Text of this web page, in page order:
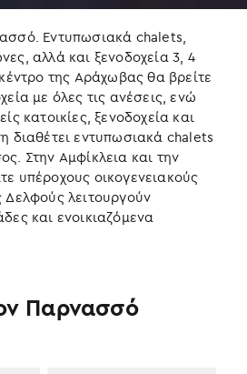
Εντυπωσιακά chalets,
αλλά και ξενοδοχεία 3, 4
της Αράχωβας θα βρείτε
με όλες τις ανέσεις, ενώ
κατοικίες, ξενοδοχεία και
διαθέτει εντυπωσιακά chalets
Στην Αμφίκλεια και την
υπέροχους οικογενειακούς
λειτουργούν
και ενοικιαζόμενα
Παρνασσό